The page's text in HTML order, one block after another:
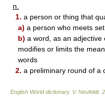
n.
1. a person or thing that
a) a person who meets
b) a word, as an
modifies or limits the
words
2. a preliminary round of a
English World dictionary. V. Neufeldt.